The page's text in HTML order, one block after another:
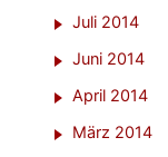
Juli 2014
Juni 2014
April 2014
März 2014